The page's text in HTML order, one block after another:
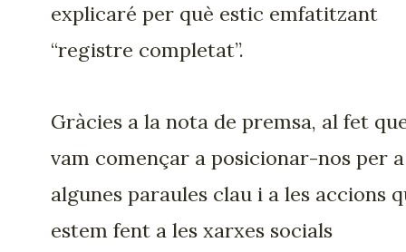
explicaré per què estic emfatitzant
“registre completat”.
Gràcies a la nota de premsa, al fet
vam començar a posicionar-nos per a
algunes paraules clau i a les accions
estem fent a les xarxes socials